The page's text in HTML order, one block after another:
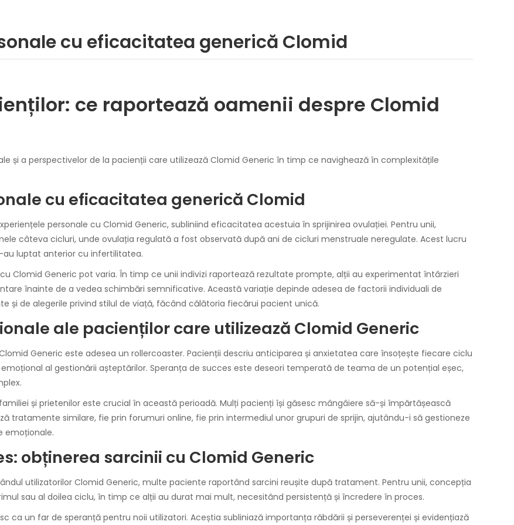
cu eficacitatea generică Clomid
ce raportează oamenii despre Clomid
și a perspectivelor de la pacienții care utilizează Clomid Generic în timp ce navighează în complexitățile
cu eficacitatea generică Clomid
personale cu Clomid Generic, subliniind eficacitatea acestuia în sprijinirea ovulației. Pentru unii,
câteva cicluri, unde ovulația regulată a fost observată după ani de cicluri menstruale neregulate. Acest lucru
luptat anterior cu infertilitatea.
Clomid Generic pot varia. În timp ce unii indivizi raportează rezultate prompte, alții au experimentat întârzieri
înainte de a vedea schimbări semnificative. Această variație depinde adesea de factorii individuali de
și de alegerile privind stilul de viață, făcând călătoria fiecărui pacient unică.
ale pacienților care utilizează Clomid Generic
Generic este adesea un rollercoaster. Pacienții descriu anticiparea și anxietatea care însoțește fiecare ciclu
al gestionării așteptărilor. Speranța de succes este deseori temperată de teama de un potențial eșec,
și prietenilor este crucial în această perioadă. Mulți pacienți își găsesc mângâiere să-și împărtășească
tratamente similare, fie prin forumuri online, fie prin intermediul unor grupuri de sprijin, ajutându-i să gestioneze
emoționale.
obținerea sarcinii cu Clomid Generic
utilizatorilor Clomid Generic, multe paciente raportând sarcini reușite după tratament. Pentru unii, concepția
sau al doilea ciclu, în timp ce alții au durat mai mult, necesitând persistență și încredere în proces.
ca un far de speranță pentru noii utilizatori. Aceștia subliniază importanța răbdării și perseverenței și evidențiază